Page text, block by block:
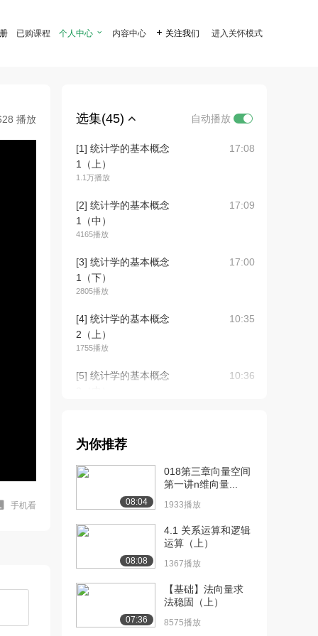
已购课程 个人中心  内容中心  关注我们 进入关怀模式
播放
手机看
选集(45) 自动播放
[1] 统计学的基本概念
1（上）
1.1万播放
17:08
[2] 统计学的基本概念
1（中）
4165播放
17:09
[3] 统计学的基本概念
1（下）
2805播放
17:00
[4] 统计学的基本概念
2（上）
1755播放
10:35
[5] 统计学的基本概念
10:36
2（下）
[7] 概率论的基本概念
12:40
[8] 概率论的基本概念
[9] 概率论的基本概念
为你推荐
08:04
018第三章向量空间
第一讲n维向量...
1933播放
08:08
4.1 关系运算和逻辑
运算（上）
1367播放
07:36
【基础】法向量求
法稳固（上）
8575播放